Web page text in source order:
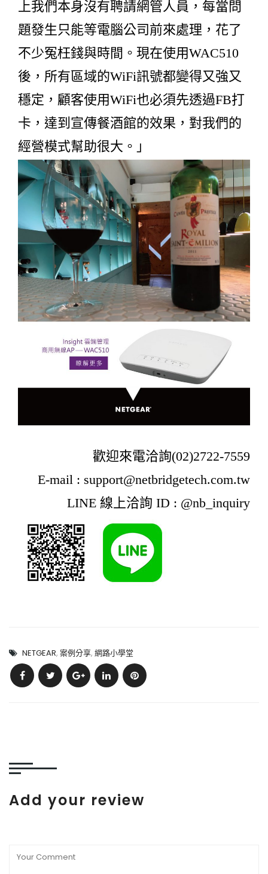
上我們本身沒有聘請網管人員，每當問
題發生只能等電腦公司前來處理，花了
不少冤枉錢與時間。現在使用WAC510
後，所有區域的WiFi訊號都變得又強又
穩定，顧客使用WiFi也必須先透過FB打
卡，達到宣傳餐酒館的效果，對我們的
經營模式幫助很大。」
歡迎來電洽詢(02)2722-7559
E-mail : support@netbridgetech.com.tw
LINE 線上洽詢 ID : @nb_inquiry
NETGEAR, 案例分享, 網路小學堂
Add your review